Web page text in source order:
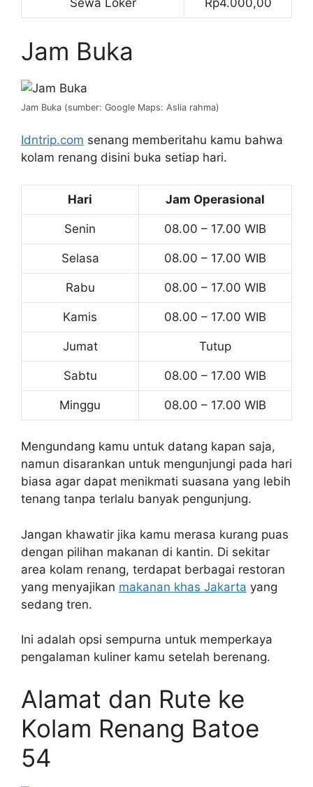
Sewa Loker Rp4.000,00
Jam Buka
Jam Buka (sumber: Google Maps: Aslia rahma)
Idntrip.com senang memberitahu kamu bahwa
kolam renang disini buka setiap hari.
Hari Jam Operasional
Senin 08.00 – 17.00 WIB
Selasa 08.00 – 17.00 WIB
Rabu 08.00 – 17.00 WIB
Kamis 08.00 – 17.00 WIB
Jumat Tutup
Sabtu 08.00 – 17.00 WIB
Minggu 08.00 – 17.00 WIB
Mengundang kamu untuk datang kapan saja,
namun disarankan untuk mengunjungi pada hari
biasa agar dapat menikmati suasana yang lebih
tenang tanpa terlalu banyak pengunjung.
Jangan khawatir jika kamu merasa kurang puas
dengan pilihan makanan di kantin. Di sekitar
area kolam renang, terdapat berbagai restoran
yang menyajikan makanan khas Jakarta yang
sedang tren.
Ini adalah opsi sempurna untuk memperkaya
pengalaman kuliner kamu setelah berenang.
Alamat dan Rute ke
Kolam Renang Batoe
54